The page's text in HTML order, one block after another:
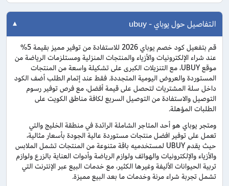
التفاصيل حول يوباي - ubuy
قم بتفعيل كود خصم يوباي 2026 للاستفادة من توفير مميز بقيمة 5%
عند شراء الإلكترونيات والأزياء والمنتجات المنزلية ومستلزمات الرياضة من
موقع UBUY، مع التنزيلات الكبرى على تشكيلة واسعة من المنتجات
المستوردة والعروض اليومية المتجددة. فقط عند إتمام الطلب أضف الكود
داخل سلة المشتريات لتحصل على قيمة أفضل، مع فرص توفير رسوم
التوصيل والاستفادة من التوصيل السريع لكافة مناطق الكويت على
الطلبات المؤهلة.
ومتجر يوباي هو أحد المتاجر الشاملة الرائدة في منطقة الخليج والتي
تعمل على توفير افضل منتجات مستوردة عالية الجودة بأسعار مثالية،
حيث يقدم UBUY لمستخدميه باقة متنوعة من المنتجات تشمل الملابس
والأزياء والإلكترونيات والهواتف ولوازم الرياضة وأدوات العناية بالزرع ولوازم
تربية الحيوانات الأليفة وغيرها الكثير، مع خدمات البيع عبر الإنترنت التي
تشمل تجربة شراء مرنة وخدمات ما بعد البيع مميزة.